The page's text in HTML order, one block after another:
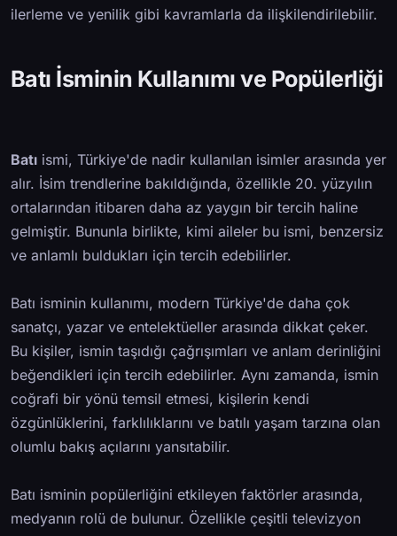
ilerleme ve yenilik gibi kavramlarla da ilişkilendirilebilir.
Batı İsminin Kullanımı ve Popülerliği
Batı ismi, Türkiye'de nadir kullanılan isimler arasında yer
alır. İsim trendlerine bakıldığında, özellikle 20. yüzyılın
ortalarından itibaren daha az yaygın bir tercih haline
gelmiştir. Bununla birlikte, kimi aileler bu ismi, benzersiz
ve anlamlı buldukları için tercih edebilirler.
Batı isminin kullanımı, modern Türkiye'de daha çok
sanatçı, yazar ve entelektüeller arasında dikkat çeker.
Bu kişiler, ismin taşıdığı çağrışımları ve anlam derinliğini
beğendikleri için tercih edebilirler. Aynı zamanda, ismin
coğrafi bir yönü temsil etmesi, kişilerin kendi
özgünlüklerini, farklılıklarını ve batılı yaşam tarzına olan
olumlu bakış açılarını yansıtabilir.
Batı isminin popülerliğini etkileyen faktörler arasında,
medyanın rolü de bulunur. Özellikle çeşitli televizyon